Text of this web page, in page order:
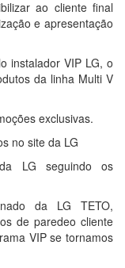
ao cliente final
e apresentação
instalador VIP LG, o
da linha Multi V
exclusivas.
no site da LG
LG seguindo os
da LG TETO,
de paredeo cliente
VIP se tornamos